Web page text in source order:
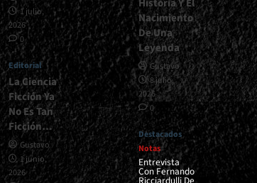
1 julio,
2026
0
Editorial
La Ciencia
Ficción Ya
No Es Tan
Ficción…
Gustavo
1 junio,
2026
Historia Y El
Nacimiento
De Una
Leyenda
Gustavo
8 julio,
2026
0
Destacados
Notas
Entrevista
Con Fernando